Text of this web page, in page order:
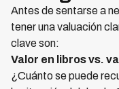
Antes de sentarse a
tener una valuación
clave son:
Valor en libros vs.
¿Cuánto se puede